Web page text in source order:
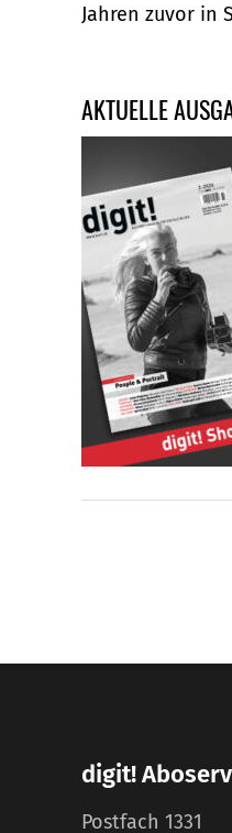
Jahren zuvor in
AKTUELLE
digit!
Postfach 1331